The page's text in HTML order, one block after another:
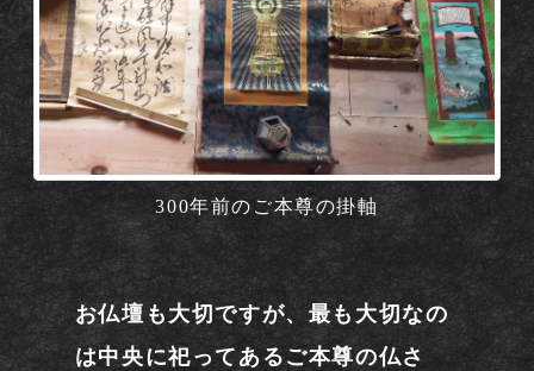
300年前のご本尊の掛軸
お仏壇も大切ですが、最も大切なの
は中央に祀ってあるご本尊の仏さ